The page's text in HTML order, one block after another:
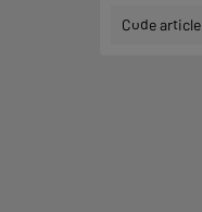
Code article